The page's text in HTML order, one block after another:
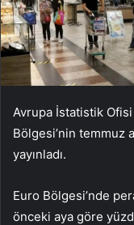
Avrupa İstatistik
Bölgesi’nin temmuz
yayınladı.
Euro Bölgesi’nde
önceki aya göre